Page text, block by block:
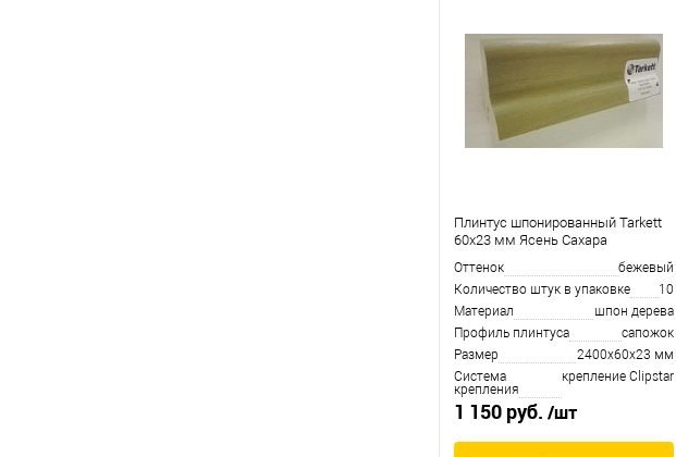
Плинтус шпонированный Tarkett
60x23 мм Ясень Сахара
Оттенок
бежевый
Количество штук в упаковке
10
Материал
шпон дерева
Профиль плинтуса
сапожoк
Размер
2400х60х23 мм
Система
крепления
крепление Clipstar
1 150 руб. /шт